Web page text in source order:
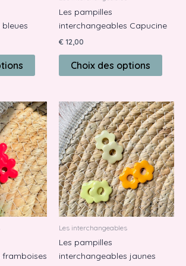
du
Les pampilles
interchangeables Capucine
€ 12,00
Choix des options
la
du
framboises
Ce
produit
a
plusieurs
variations.
Les
options
peuvent
être
choisies
la
Les interchangeables
Les pampilles
interchangeables jaunes
Ce
a
Les
être